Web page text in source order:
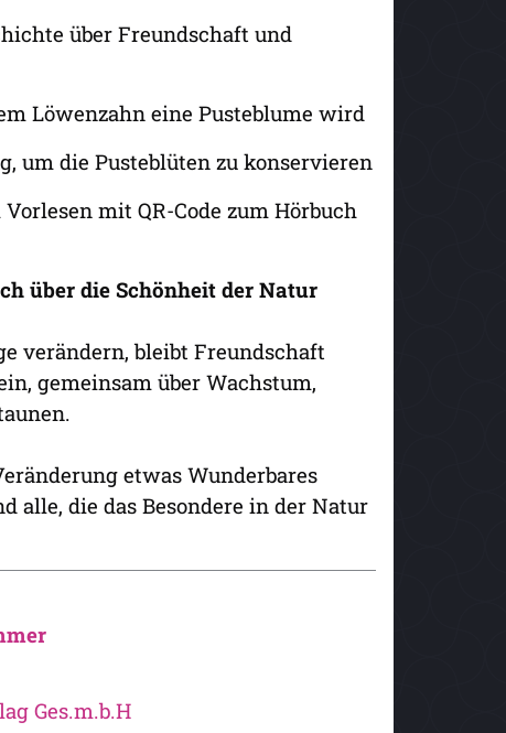
über Freundschaft und
Löwenzahn eine Pusteblume wird
um die Pusteblüten zu konservieren
mit QR-Code zum Hörbuch
über die Schönheit der Natur
verändern, bleibt Freundschaft
gemeinsam über Wachstum,
etwas Wunderbares
alle, die das Besondere in der Natur
Ges.m.b.H